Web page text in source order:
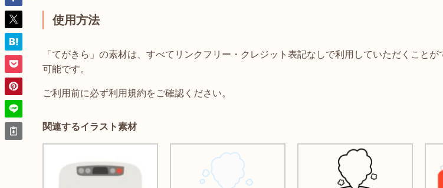
使用方法
「てがきら」の素材は、すべてリンクフリー・クレジット表記なしで利用していただくことが
可能です。
ご利用前に必ず利用規約をご確認ください。
関連するイラスト素材